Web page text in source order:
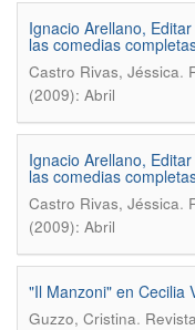
Ignacio Arellano,
las comedias
Castro Rivas, Jéssica.
(2009): Abril
Ignacio Arellano,
las comedias
Castro Rivas, Jéssica.
(2009): Abril
"Il Manzoni" en Cecilia
Guzzo, Cristina.